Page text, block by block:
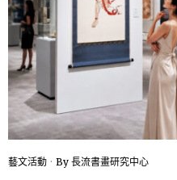
藝文活動 By 長流書畫研究中心